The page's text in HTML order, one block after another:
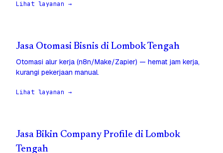
Lihat layanan →
Jasa Otomasi Bisnis di Lombok Tengah
Otomasi alur kerja (n8n/Make/Zapier) — hemat jam kerja,
kurangi pekerjaan manual.
Lihat layanan →
Jasa Bikin Company Profile di Lombok
Tengah